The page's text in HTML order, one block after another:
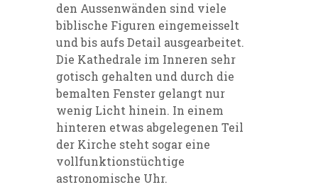
den Aussenwänden sind viele
biblische Figuren eingemeisselt
und bis aufs Detail ausgearbeitet.
Die Kathedrale im Inneren sehr
gotisch gehalten und durch die
bemalten Fenster gelangt nur
wenig Licht hinein. In einem
hinteren etwas abgelegenen Teil
der Kirche steht sogar eine
vollfunktionstüchtige
astronomische Uhr.